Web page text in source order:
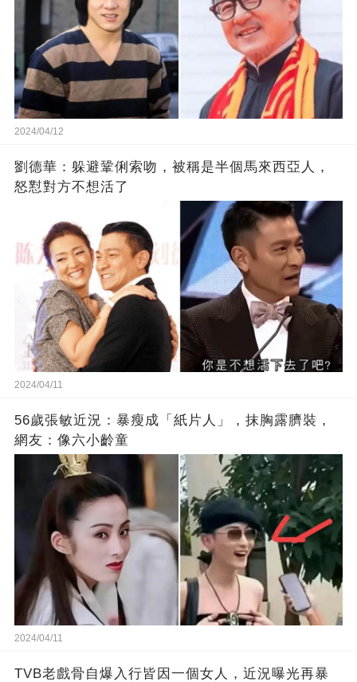
2024/04/12
劉德華：躲避鞏俐索吻，被稱是半個馬來西亞人，
怒懟對方不想活了
2024/04/11
56歲張敏近況：暴瘦成「紙片人」，抹胸露臍裝，
網友：像六小齡童
2024/04/11
TVB老戲骨自爆入行皆因一個女人，近況曝光再暴